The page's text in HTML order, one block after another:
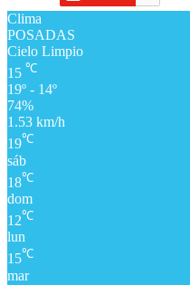
Clima
POSADAS
Cielo Limpio
15 ℃
19º - 14º
74%
1.53 km/h
19℃
sáb
18℃
dom
12℃
lun
15℃
mar